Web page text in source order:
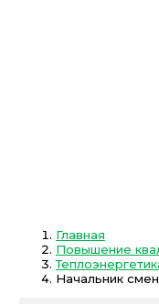
Главная
Повышение
Начальник